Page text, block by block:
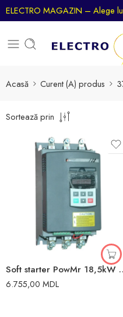
ELECTRO MAGAZIN – Alege
Acasă Curent (A) produs
Sortează prin
Soft starter
6.755,00 MDL